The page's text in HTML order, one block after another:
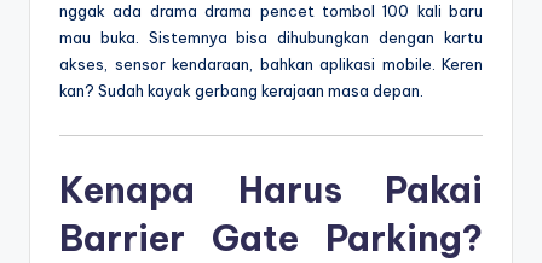
nggak ada drama drama pencet tombol 100 kali baru
mau buka. Sistemnya bisa dihubungkan dengan kartu
akses, sensor kendaraan, bahkan aplikasi mobile. Keren
kan? Sudah kayak gerbang kerajaan masa depan.
Kenapa Harus Pakai
Barrier Gate Parking?